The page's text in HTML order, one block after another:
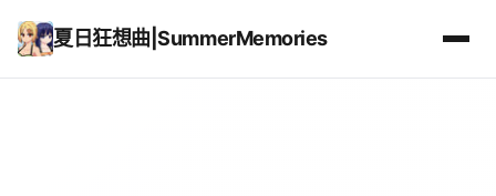
夏日狂想曲|SummerMemories